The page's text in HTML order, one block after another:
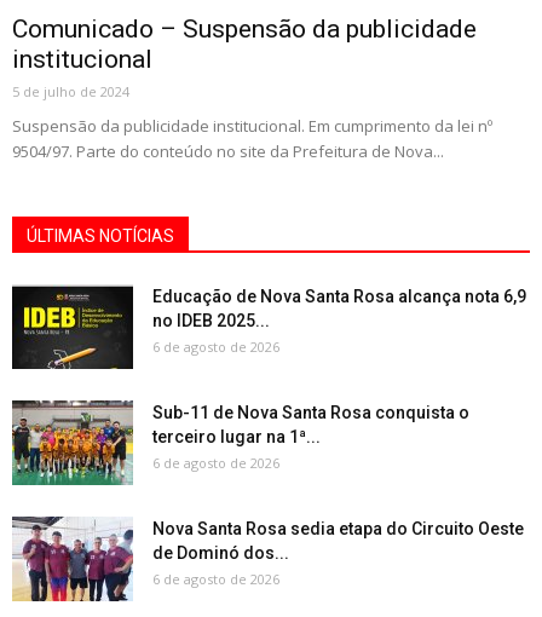
Comunicado – Suspensão da publicidade
institucional
5 de julho de 2024
Suspensão da publicidade institucional. Em cumprimento da lei nº
9504/97. Parte do conteúdo no site da Prefeitura de Nova...
ÚLTIMAS NOTÍCIAS
Educação de Nova Santa Rosa alcança nota 6,9
no IDEB 2025...
6 de agosto de 2026
Sub-11 de Nova Santa Rosa conquista o
terceiro lugar na 1ª...
6 de agosto de 2026
Nova Santa Rosa sedia etapa do Circuito Oeste
de Dominó dos...
6 de agosto de 2026